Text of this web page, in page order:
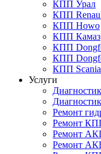
КПП Урал
КПП
КПП Howo
КПП Камаз
КПП
КПП
КПП Scania
Услуги
Ремонт
Ремонт
Ремонт
Ремонт